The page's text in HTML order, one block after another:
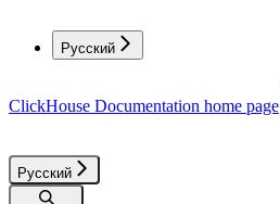
Русский
ClickHouse Documentation home page
Русский